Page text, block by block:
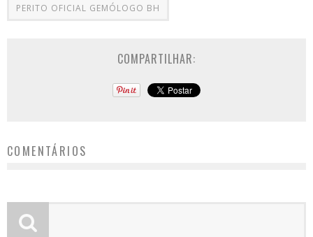
PERITO OFICIAL GEMÓLOGO BH
COMPARTILHAR:
COMENTÁRIOS